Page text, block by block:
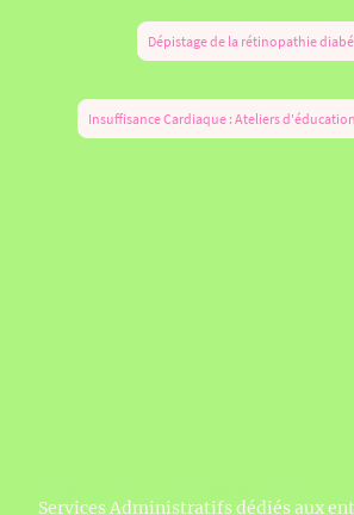
Dépistage de la rétinopathie
Insuffisance Cardiaque : Ateliers
Services Administratifs dédiés aux